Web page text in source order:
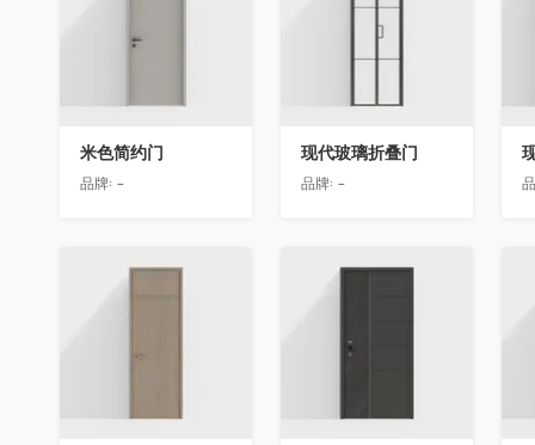
米色简约门
品牌: -
现代玻璃折叠门
品牌: -
收藏 收藏